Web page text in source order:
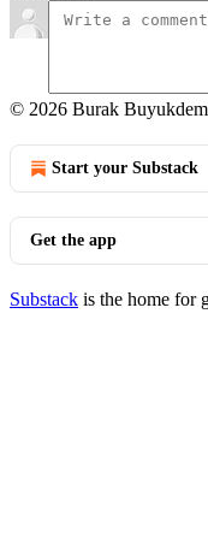
© 2026 Burak
Start your Substack
Get the app
Substack is the home for